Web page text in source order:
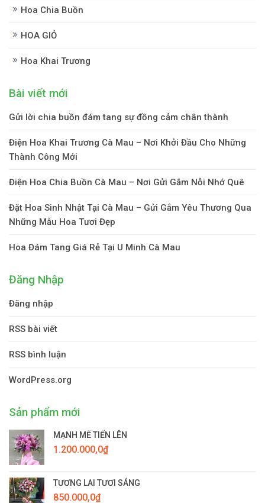
Hoa Chia Buồn
HOA GIỎ
Hoa Khai Trương
Bài viết mới
Gửi lời chia buồn đám tang sự đồng cảm chân thành
Điện Hoa Khai Trương Cà Mau – Nơi Khởi Đầu Cho Những
Thành Công Mới
Điện Hoa Chia Buồn Cà Mau – Nơi Gửi Gắm Nỗi Nhớ Quê
Đặt Hoa Sinh Nhật Tại Cà Mau – Gửi Gắm Yêu Thương Qua
Những Mẫu Hoa Tươi Đẹp
Hoa Đám Tang Giá Rẻ Tại U Minh Cà Mau
Đăng Nhập
Đăng nhập
RSS bài viết
RSS bình luận
WordPress.org
Sản phẩm mới
MẠNH MẼ TIẾN LÊN
1.200.000,0₫
TƯƠNG LAI TƯƠI SÁNG
850.000,0₫